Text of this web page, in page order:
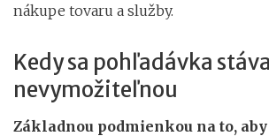
nákupe tovaru a služby.
Kedy sa pohľadávka stáva
nevymožiteľnou
Základnou podmienkou na to,